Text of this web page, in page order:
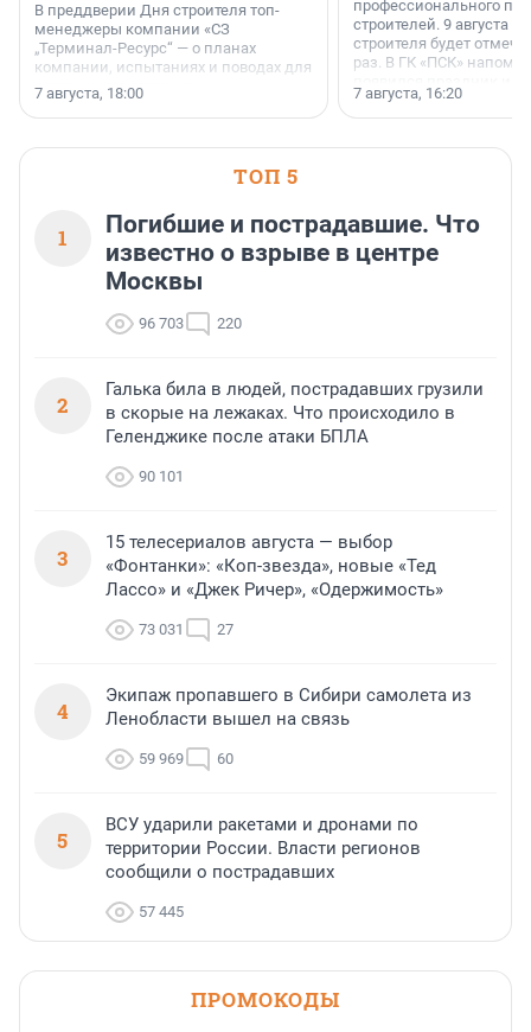
В преддверии Дня строителя топ-
менеджеры компании «СЗ
„Терминал-Ресурс“ — о планах
компании, испытаниях и поводах для
осторожного оптимизма.
7 августа, 18:00
профессионального
строителей. 9 августа
строителя будет
раз. В ГК «ПСК»
поменялась роль
7 августа, 16:20
ТОП 5
1
Погибшие и пострадавшие. Что
известно о взрыве в центре
Москвы
96 703 220
2
Галька била в людей, пострадавших грузили
в скорые на лежаках. Что происходило в
Геленджике после атаки БПЛА
90 101
3
15 телесериалов августа — выбор
«Фонтанки»: «Коп-звезда», новые «Тед
Лассо» и «Джек Ричер», «Одержимость»
73 031 27
4
Экипаж пропавшего в Сибири самолета из
Ленобласти вышел на связь
59 969 60
5
ВСУ ударили ракетами и дронами по
территории России. Власти регионов
сообщили о пострадавших
57 445
ПРОМОКОДЫ